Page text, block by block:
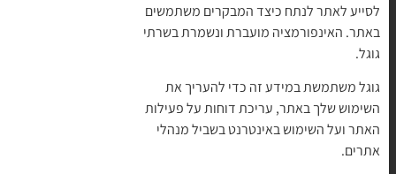
למודול כניסות Sourcing.
לחצנים מפסקי גבול ורכיבים מכניים אחרים. ניתן להחשיב רכיבים
פסיביים בעלי 2 חוטים כ-sinking או כ-sourcing.
קיימים גם רכיבים אקטיביים בעלי 2 מוליכים הדורשים מתח להפעלה
לסייע לאתר לנתח כיצד המבקרים משתמשים
באתר. האינפורמציה מועברת ונשמרת בשרתי
גוגל.
גוגל משתמשת במידע זה כדי להעריך את
השימוש שלך באתר, עריכת דוחות על פעילות
האתר ועל השימוש באינטרנט בשביל מנהלי
אתרים.